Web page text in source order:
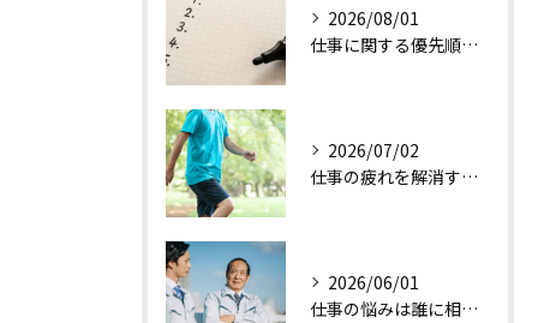
2026/08/01
仕事に関する優先順位のつけ方とは
2026/07/02
仕事の疲れを解消する方法は？
2026/06/01
仕事の悩みは誰に相談すれば良い？